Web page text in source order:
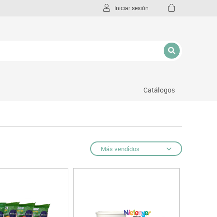
Iniciar sesión
Catálogos
Más vendidos